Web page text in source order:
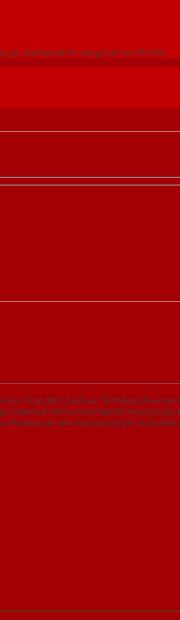
gỗ, cửa thép chất lượng nhất tại TP.HCM
trong một chuỗi các hệ thống Showroom
thành rẻ nhất và phù hợp với mọi nhu cầu
đa dạng về mẫu mã, loại cửa gỗ và cả